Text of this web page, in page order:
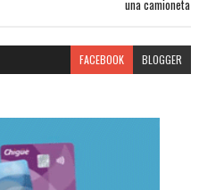
una camioneta
FACEBOOK BLOGGER